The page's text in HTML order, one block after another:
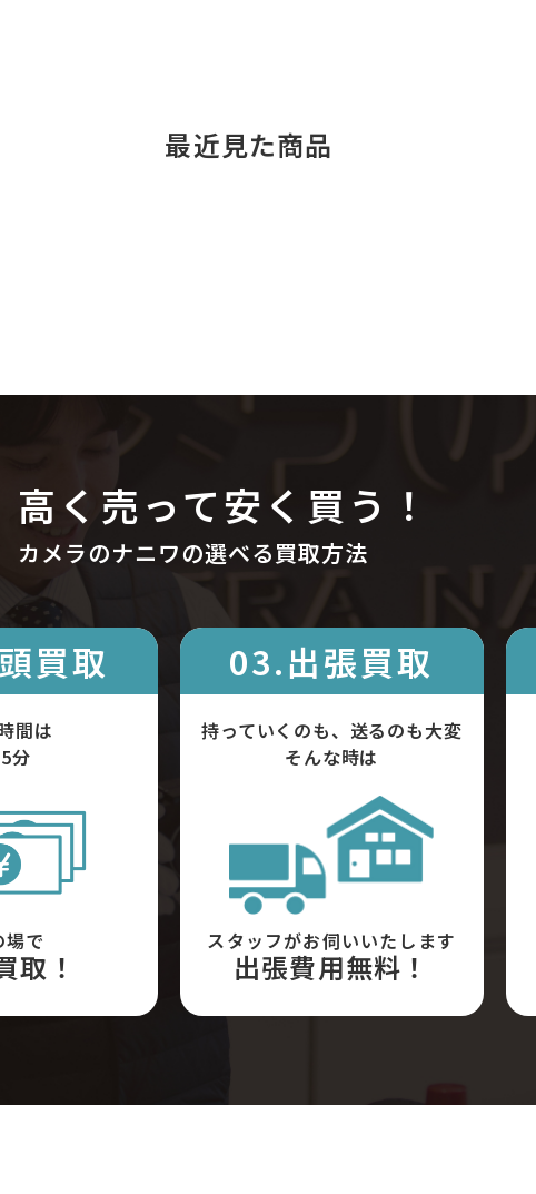
最近見た商品
高く売って安く買う！
カメラのナニワの選べる買取方法
買取
間は
分
場で
取！
03.出張買取
持っていくのも、送るのも大変
そんな時は
スタッフがお伺いいたします
出張費用無料！